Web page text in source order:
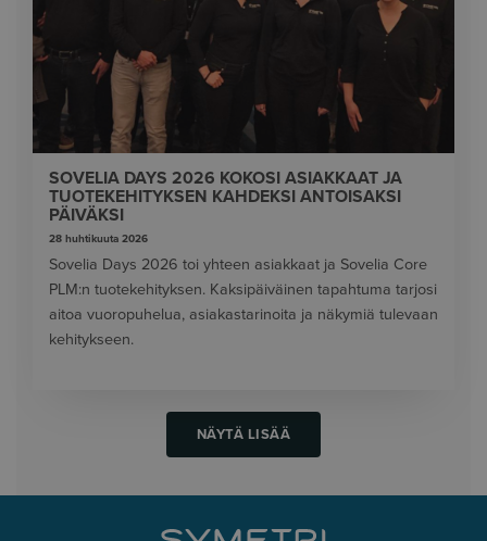
SOVELIA DAYS 2026 KOKOSI ASIAKKAAT JA
TUOTEKEHITYKSEN KAHDEKSI ANTOISAKSI
PÄIVÄKSI
28 huhtikuuta 2026
Sovelia Days 2026 toi yhteen asiakkaat ja Sovelia Core
PLM:n tuotekehityksen. Kaksipäiväinen tapahtuma tarjosi
aitoa vuoropuhelua, asiakastarinoita ja näkymiä tulevaan
kehitykseen.
NÄYTÄ LISÄÄ